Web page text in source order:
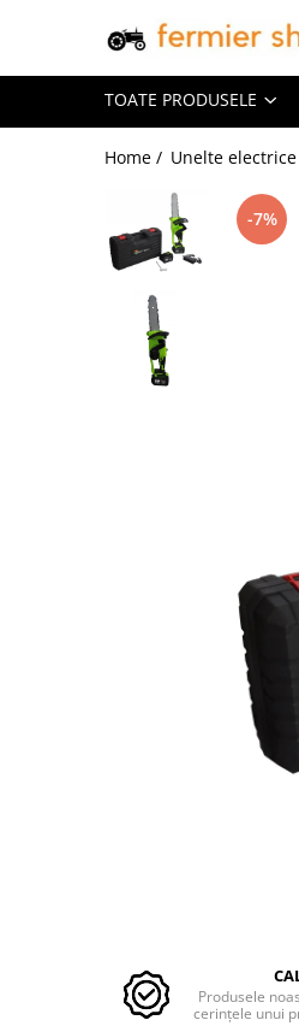
Toate Produsele
Drone Agricole
Uleiuri Agricole si Industriale
Sfoara si Plasa de Balotat
Motoferastraie Husqvarna
Atomizoare si Pompe de Spalat cu
Tractoare pentru Gradina
TOATE PRODUSELE
Home / Unelte
-7%
Produsele
cerinţele unui